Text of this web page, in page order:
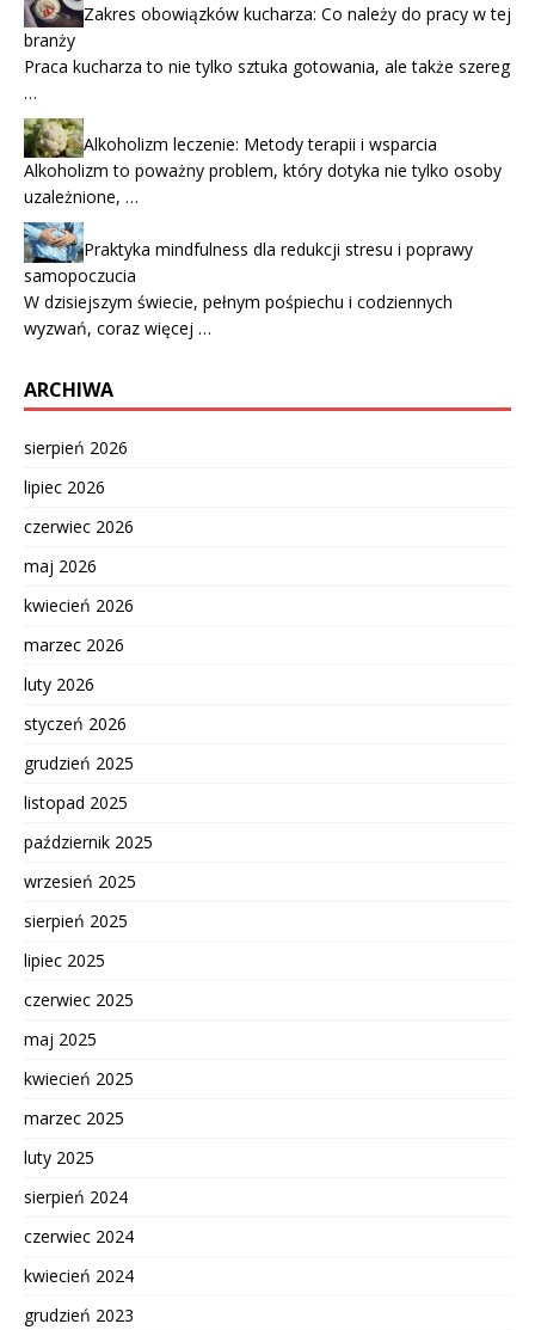
Zakres obowiązków kucharza: Co należy do pracy w tej
branży
Praca kucharza to nie tylko sztuka gotowania, ale także szereg
…
Alkoholizm leczenie: Metody terapii i wsparcia
Alkoholizm to poważny problem, który dotyka nie tylko osoby
uzależnione, …
Praktyka mindfulness dla redukcji stresu i poprawy
samopoczucia
W dzisiejszym świecie, pełnym pośpiechu i codziennych
wyzwań, coraz więcej …
ARCHIWA
sierpień 2026
lipiec 2026
czerwiec 2026
maj 2026
kwiecień 2026
marzec 2026
luty 2026
styczeń 2026
grudzień 2025
listopad 2025
październik 2025
wrzesień 2025
sierpień 2025
lipiec 2025
czerwiec 2025
maj 2025
kwiecień 2025
marzec 2025
luty 2025
sierpień 2024
czerwiec 2024
kwiecień 2024
grudzień 2023